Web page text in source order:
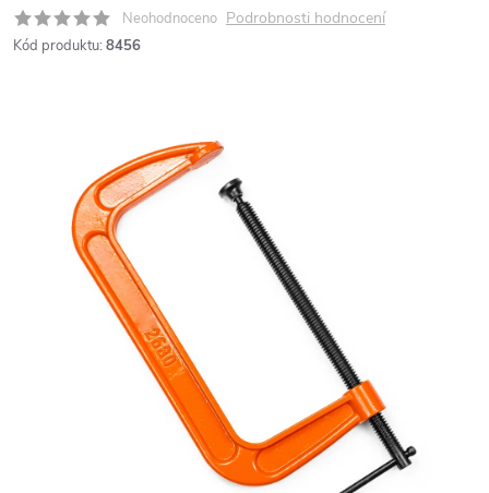
Neohodnoceno Podrobnosti hodnocení
Kód produktu: 8456